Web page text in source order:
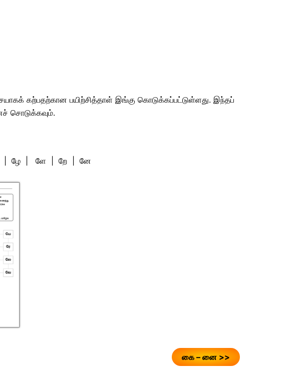
கற்பதற்கான பயிற்சித்தாள் இங்கு கொடுக்கப்பட்டுள்ளது. இந்தப்
சொடுக்கவும்.
| ழே | ளே | றே | னே
கை – னை >>